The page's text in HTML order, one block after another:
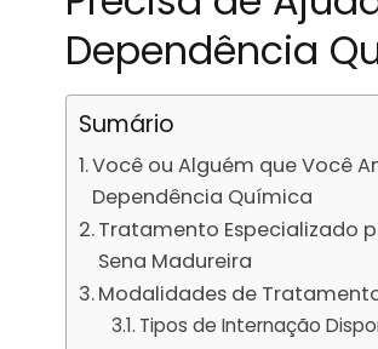
Dependência
Sumário
Você ou Alguém que Você
Dependência Química
Tratamento Especializado
Sena Madureira
Modalidades de
Tipos de Internação